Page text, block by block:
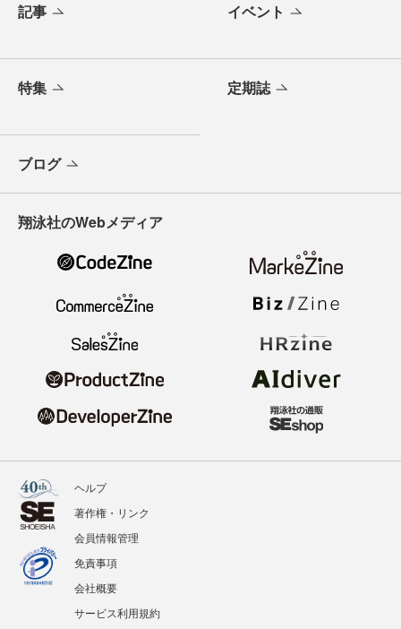
記事 イベント
特集 定期誌
ブログ
翔泳社のWebメディア
ヘルプ
著作権・リンク
会員情報管理
免責事項
会社概要
サービス利用規約